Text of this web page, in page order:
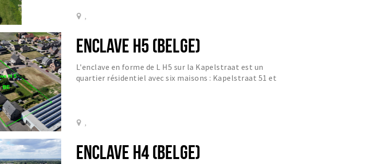
,
ENCLAVE H5 (BELGE)
L'enclave en forme de L H5 sur la Kapelstraat est un
quartier résidentiel avec six maisons : Kapelstraat 51 et
,
ENCLAVE H4 (BELGE)